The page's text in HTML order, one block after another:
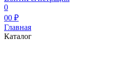
0
00 ₽
Главная
Каталог